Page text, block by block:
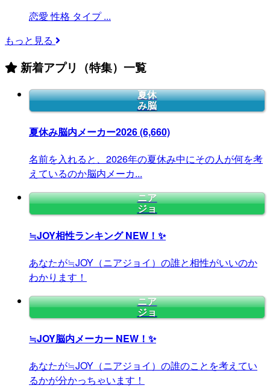
恋愛 性格 タイプ ...
もっと見る
新着アプリ（特集）一覧
夏休
み脳
夏休み脳内メーカー2026(6,660)
名前を入れると、2026年の夏休み中にその人が何を考
えているのか脳内メーカ...
ニア
ジョ
≒JOY相性ランキングNEW！✨
あなたが≒JOY（ニアジョイ）の誰と相性がいいのか
わかります！
ニア
ジョ
≒JOY脳内メーカー NEW！✨
あなたが≒JOY（ニアジョイ）の誰のことを考えてい
るかが分かっちゃいます！